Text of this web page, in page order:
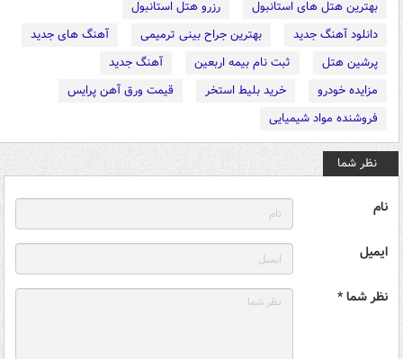
بهترین هتل های استانبول
رزرو هتل استانبول
دانلود آهنگ جدید
بهترین جراح بینی ترمیمی
آهنگ های جدید
پرشین هتل
ثبت نام بیمه اربعین
آهنگ جدید
مزایده خودرو
خرید بلیط استخر
قیمت ورق آهن پرایس
فروشنده مواد شیمیایی
نظر شما
نام
ایمیل
نظر شما *